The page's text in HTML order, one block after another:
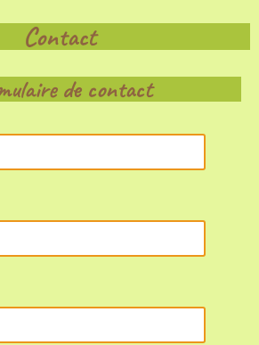
Contact
de contact